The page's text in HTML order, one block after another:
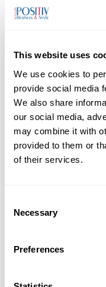
This website uses
We use cookies to
provide social media
We also share
our social media,
may combine it with
provided to them or
of their services.
Selection
Necessary
Preferences
„Císařském“
Václave, která
Jednotné vstupné:
65+, ZTP) / 50 Kč
zdarma. Vstupenky
naleznete na
Zdroj: ostrava.cz
Andrew Marriner